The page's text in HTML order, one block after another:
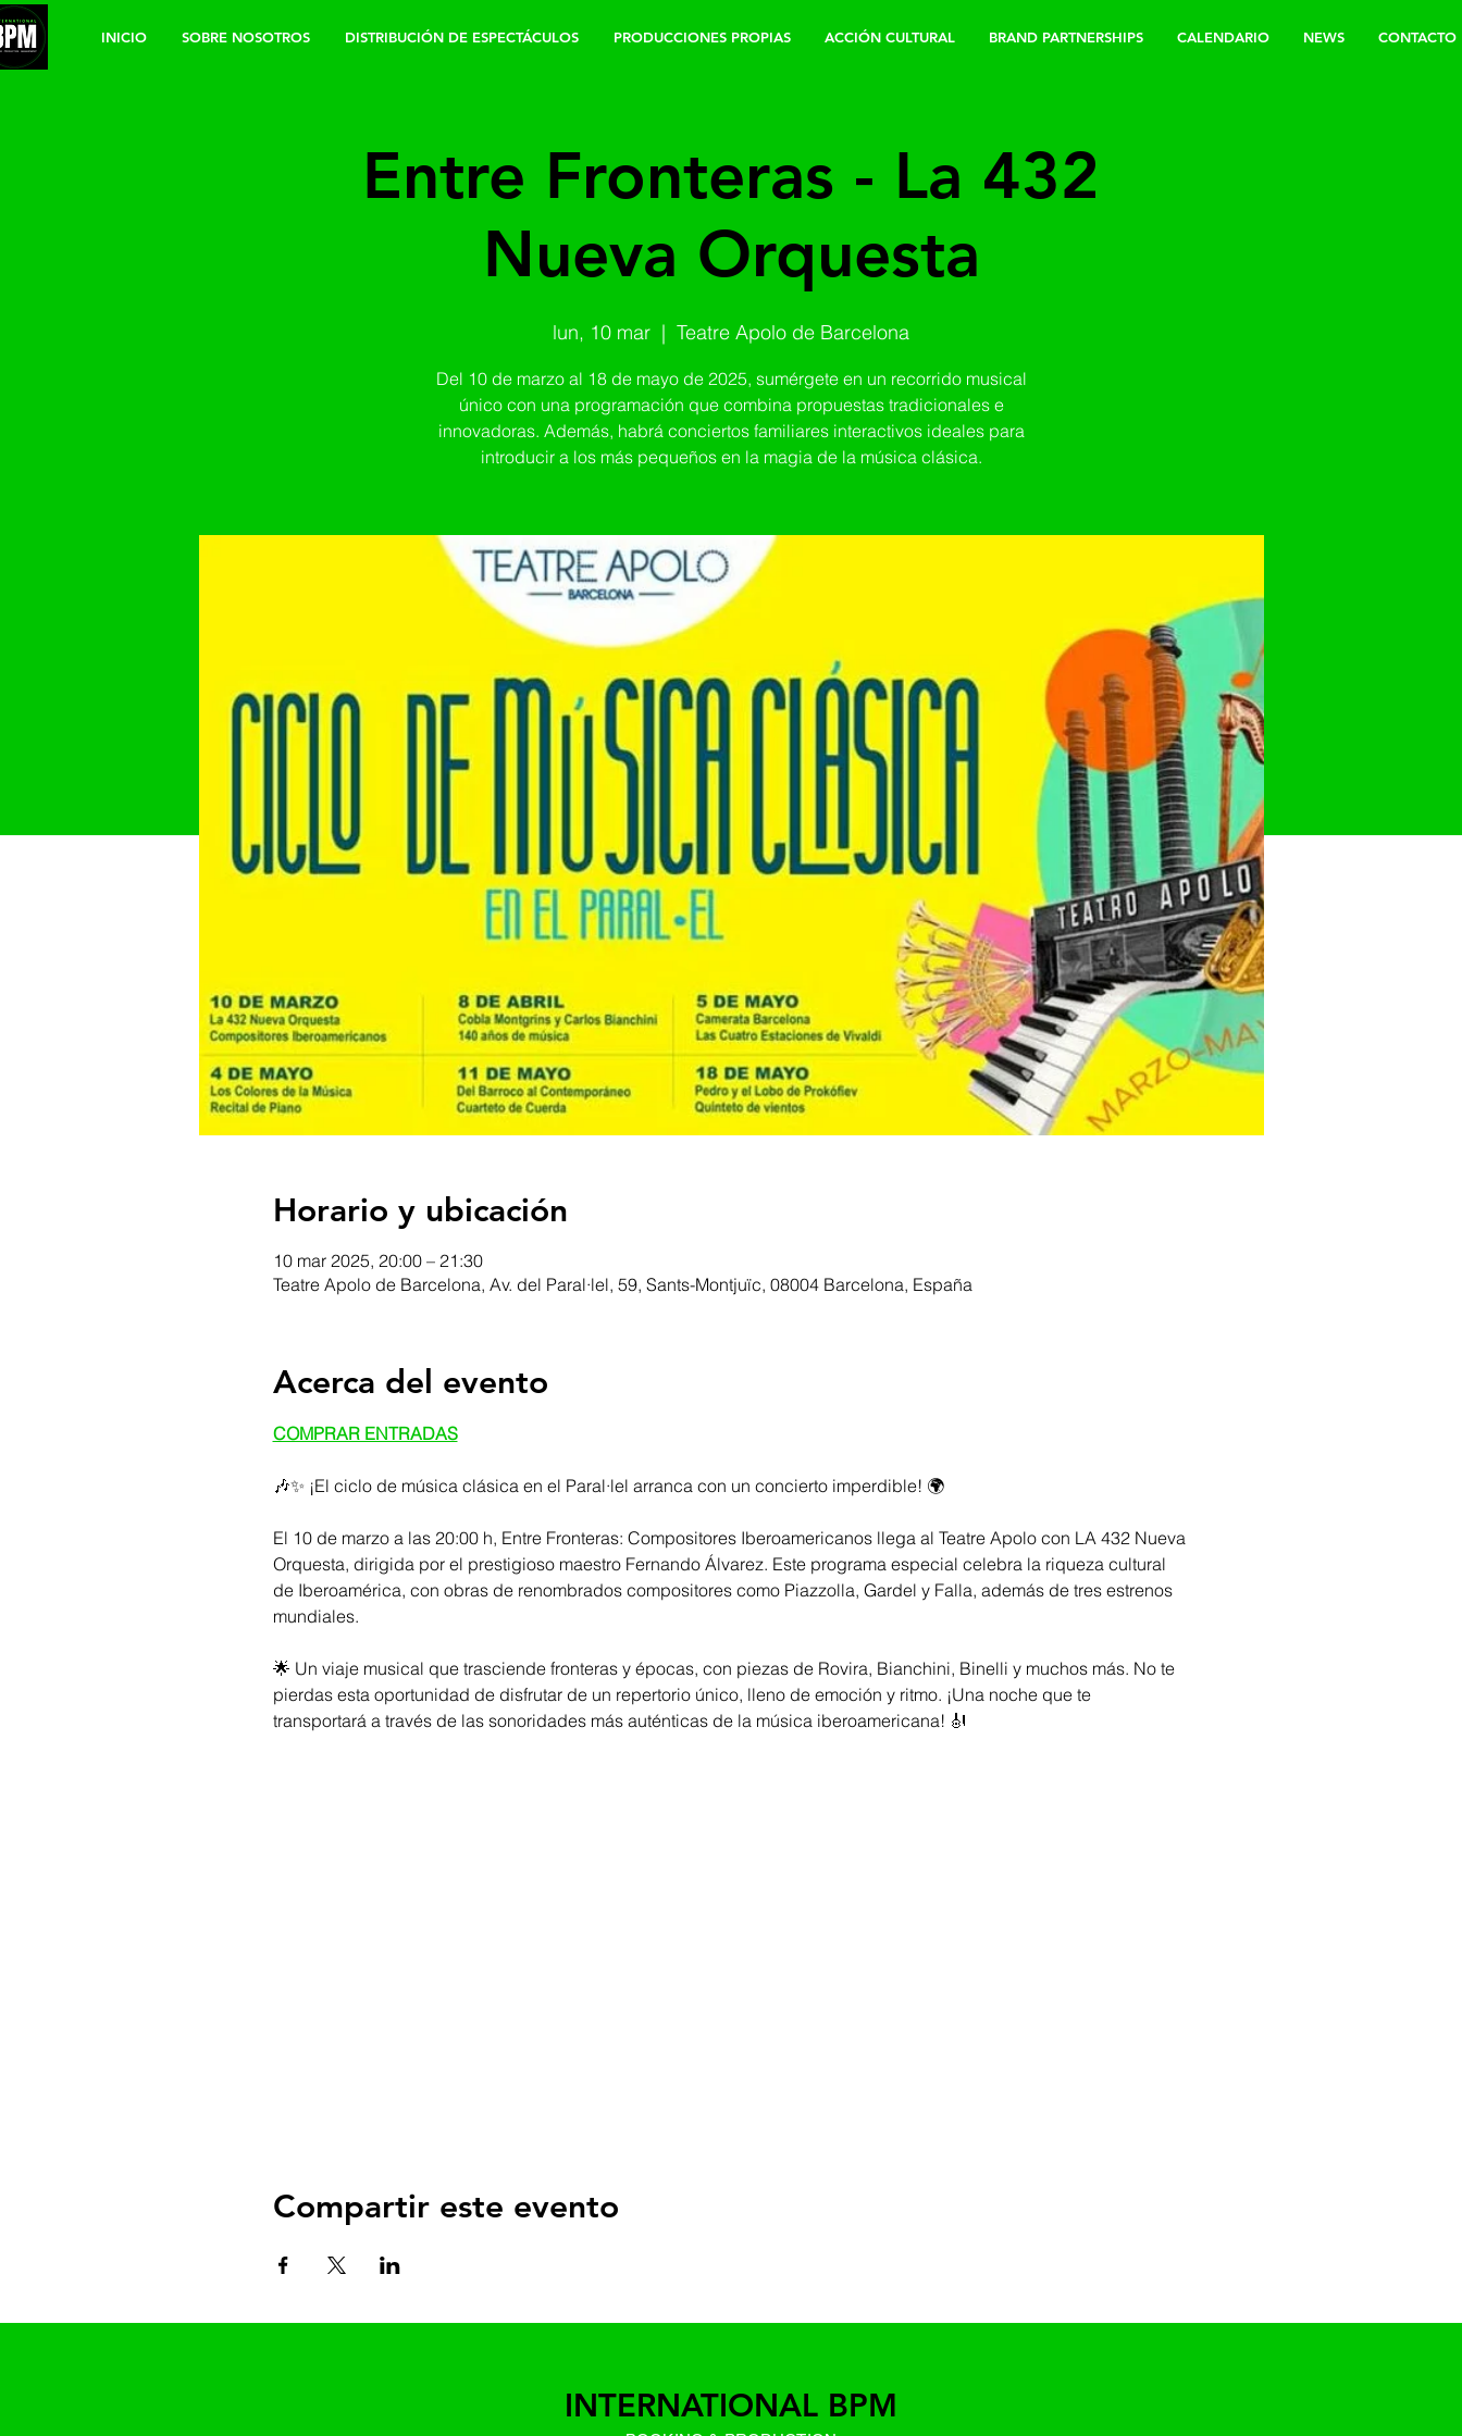
INICIO SOBRE NOSOTROS DISTRIBUCIÓN DE ESPECTÁCULOS PRODUCCIONES PROPIAS ACCIÓN CULTURAL BRAND PARTNERSHIPS CALENDARIO NEWS CONTACTO
Entre Fronteras - La 432
Nueva Orquesta
lun, 10 mar
  |
Teatre Apolo de Barcelona
Del 10 de marzo al 18 de mayo de 2025, sumérgete en un recorrido musical
único con una programación que combina propuestas tradicionales e
innovadoras. Además, habrá conciertos familiares interactivos ideales para
introducir a los más pequeños en la magia de la música clásica.
Horario y ubicación
10 mar 2025, 20:00 – 21:30
Teatre Apolo de Barcelona, Av. del Paral·lel, 59, Sants-Montjuïc, 08004 Barcelona, España
Acerca del evento
COMPRAR ENTRADAS
🎶✨ ¡El ciclo de música clásica en el Paral·lel arranca con un concierto imperdible! 🌍
El 10 de marzo a las 20:00 h, Entre Fronteras: Compositores Iberoamericanos llega al Teatre Apolo con LA 432 Nueva
Orquesta, dirigida por el prestigioso maestro Fernando Álvarez. Este programa especial celebra la riqueza cultural
de Iberoamérica, con obras de renombrados compositores como Piazzolla, Gardel y Falla, además de tres estrenos
mundiales.
🌟 Un viaje musical que trasciende fronteras y épocas, con piezas de Rovira, Bianchini, Binelli y muchos más. No te
pierdas esta oportunidad de disfrutar de un repertorio único, lleno de emoción y ritmo. ¡Una noche que te
transportará a través de las sonoridades más auténticas de la música iberoamericana! 🎻
Compartir este evento
INTERNATIONAL BPM